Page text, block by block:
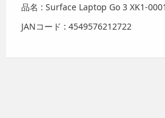
品名 : Surface Laptop Go 3 XK1-
JANコード : 4549576212722